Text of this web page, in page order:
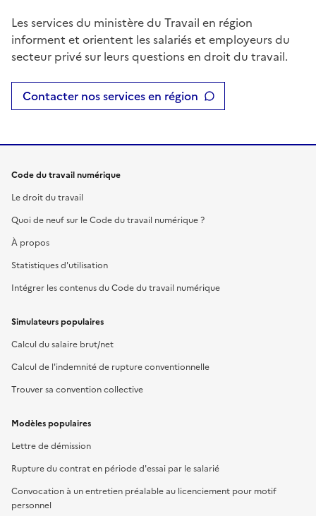
Les services du ministère du Travail en région
informent et orientent les salariés et employeurs du
secteur privé sur leurs questions en droit du travail.
Contacter nos services en région
Code du travail numérique
Le droit du travail
Quoi de neuf sur le Code du travail numérique ?
À propos
Statistiques d'utilisation
Intégrer les contenus du Code du travail numérique
Simulateurs populaires
Calcul du salaire brut/net
Calcul de l'indemnité de rupture conventionnelle
Trouver sa convention collective
Modèles populaires
Lettre de démission
Rupture du contrat en période d'essai par le salarié
Convocation à un entretien préalable au licenciement pour motif
personnel